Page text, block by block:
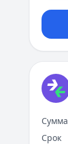
Сумма
Срок